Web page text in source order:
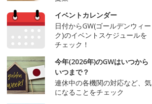
イベントカレンダー
日付からGW(ゴールデンウィー
ク)のイベントスケジュールを
チェック！
今年(2026年)のGWはいつから
いつまで？
連休中の各機関の対応など、気
になることをチェック